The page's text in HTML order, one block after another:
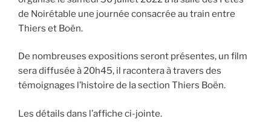
de Noirétable une journée consacrée au train entre
Thiers et Boën.
De nombreuses expositions seront présentes, un film
sera diffusée à 20h45, il racontera à travers des
témoignages l’histoire de la section Thiers Boën.
Les détails dans l’affiche ci-jointe.